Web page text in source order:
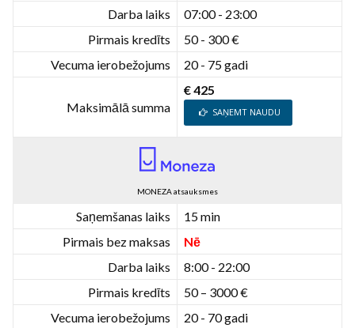
Darba laiks
07:00 - 23:00
Pirmais kredīts
50 - 300 €
Vecuma ierobežojums
20 - 75 gadi
Maksimālā summa
€ 425
SAŅEMT NAUDU
MONEZA atsauksmes
Saņemšanas laiks
15 min
Pirmais bez maksas
Nē
Darba laiks
8:00 - 22:00
Pirmais kredīts
50 – 3000 €
Vecuma ierobežojums
20 - 70 gadi